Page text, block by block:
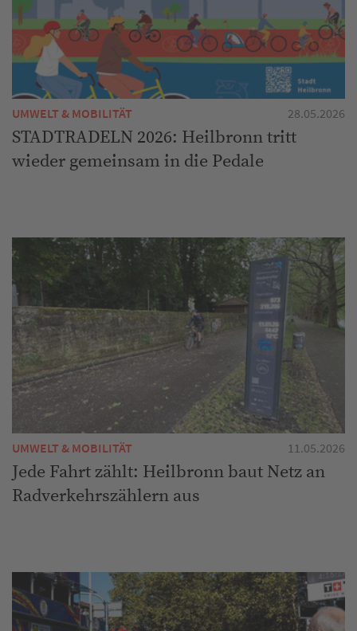
UMWELT & MOBILITÄT 28.05.2026
STADTRADELN 2026: Heilbronn tritt
wieder gemeinsam in die Pedale
UMWELT & MOBILITÄT 11.05.2026
Jede Fahrt zählt: Heilbronn baut Netz an
Radverkehrszählern aus